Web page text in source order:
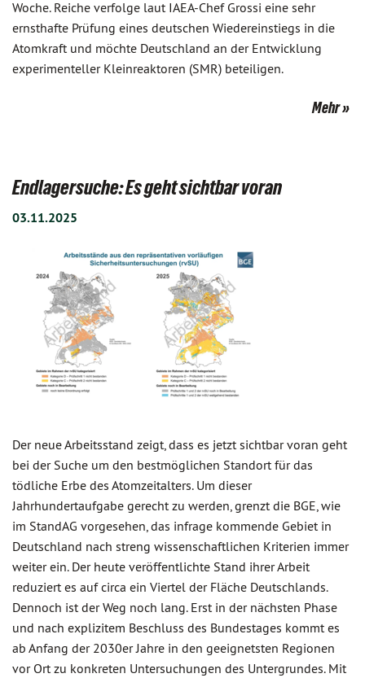
Woche. Reiche verfolge laut IAEA-Chef Grossi eine sehr
ernsthafte Prüfung eines deutschen Wiedereinstiegs in die
Atomkraft und möchte Deutschland an der Entwicklung
experimenteller Kleinreaktoren (SMR) beteiligen.
Mehr
Endlagersuche: Es geht sichtbar voran
03.11.2025
Der neue Arbeitsstand zeigt, dass es jetzt sichtbar voran geht
bei der Suche um den bestmöglichen Standort für das
tödliche Erbe des Atomzeitalters. Um dieser
Jahrhundertaufgabe gerecht zu werden, grenzt die BGE, wie
im StandAG vorgesehen, das infrage kommende Gebiet in
Deutschland nach streng wissenschaftlichen Kriterien immer
weiter ein. Der heute veröffentlichte Stand ihrer Arbeit
reduziert es auf circa ein Viertel der Fläche Deutschlands.
Dennoch ist der Weg noch lang. Erst in der nächsten Phase
und nach explizitem Beschluss des Bundestages kommt es
ab Anfang der 2030er Jahre in den geeignetsten Regionen
vor Ort zu konkreten Untersuchungen des Untergrundes. Mit